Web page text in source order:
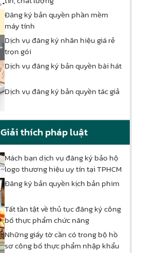
Đăng ký bản quyền phần mềm
máy tính
Dịch vụ đăng ký nhãn hiệu giá rẻ
trọn gói
Dịch vụ đăng ký bản quyền bài hát
Dịch vụ đăng ký bản quyền tác giả
Giải thích pháp luật
Mách bạn dịch vụ đăng ký bảo hộ
logo thương hiệu uy tín tại TPHCM
Đăng ký bản quyền kịch bản phim
Tất tần tật về thủ tục đăng ký công
bố thực phẩm chức năng
Những giấy tờ cần có trong bộ hồ
sơ công bố thực phẩm nhập khẩu